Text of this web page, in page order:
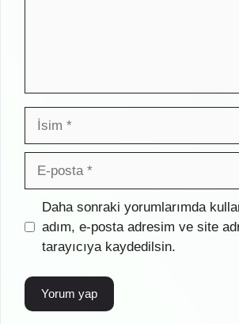
İsim
posta
İnternet
sitesi
Daha sonraki yorumlarımda
adım, e-posta adresim ve site
tarayıcıya kaydedilsin.